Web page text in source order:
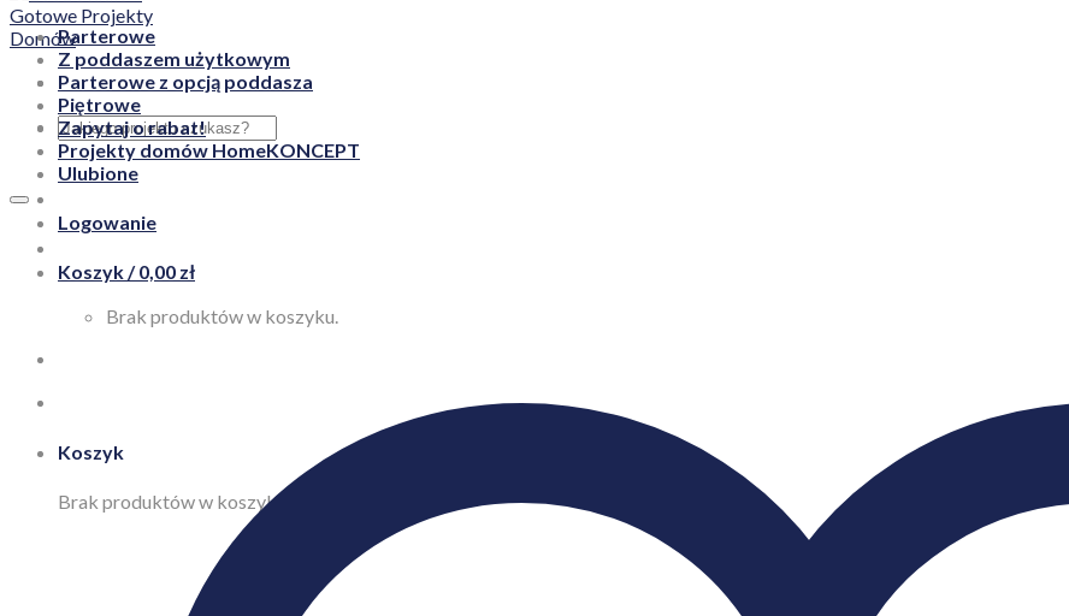
Ulubione
Logowanie
Koszyk /0,00 zł
Brak produktów w koszyku.
Koszyk
Brak produktów w koszyku.
Parterowe
Z poddaszem użytkowym
Parterowe z opcją poddasza
Piętrowe
Zapytaj o rabat!
Projekty domów HomeKONCEPT